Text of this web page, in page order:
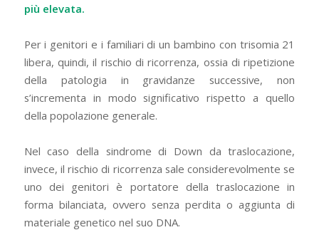
più elevata.
Per i genitori e i familiari di un bambino con trisomia 21
libera, quindi, il rischio di ricorrenza, ossia di ripetizione
della patologia in gravidanze successive, non
s’incrementa in modo significativo rispetto a quello
della popolazione generale.
Nel caso della sindrome di Down da traslocazione,
invece, il rischio di ricorrenza sale considerevolmente se
uno dei genitori è portatore della traslocazione in
forma bilanciata, ovvero senza perdita o aggiunta di
materiale genetico nel suo DNA.